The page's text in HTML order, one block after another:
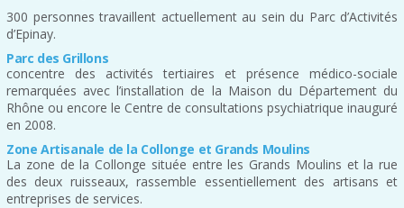
300 personnes travaillent actuellement au sein du Parc d’Activités
d’Epinay.
Parc des Grillons
concentre des activités tertiaires et présence médico-sociale
remarquées avec l’installation de la Maison du Département du
Rhône ou encore le Centre de consultations psychiatrique inauguré
en 2008.
Zone Artisanale de la Collonge et Grands Moulins
La zone de la Collonge située entre les Grands Moulins et la rue
des deux ruisseaux, rassemble essentiellement des artisans et
entreprises de services.